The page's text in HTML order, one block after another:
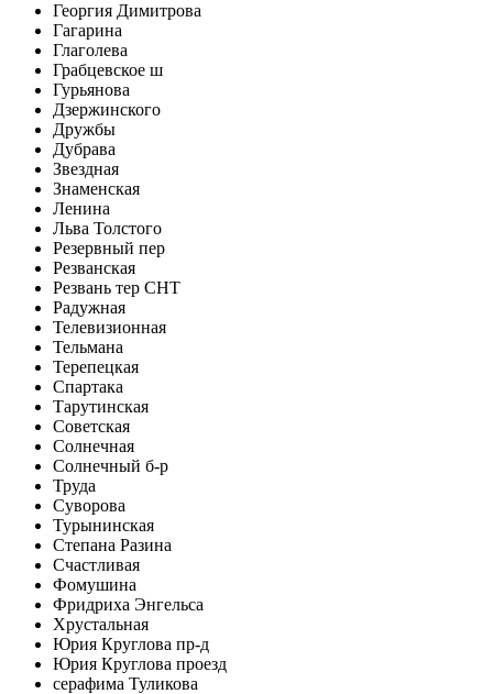
Георгия Димитрова
Гагарина
Глаголева
Грабцевское ш
Гурьянова
Дзержинского
Дружбы
Дубрава
Звездная
Знаменская
Ленина
Льва Толстого
Резервный пер
Резванская
Резвань тер СНТ
Радужная
Телевизионная
Тельмана
Терепецкая
Спартака
Тарутинская
Советская
Солнечная
Солнечный б-р
Труда
Суворова
Турынинская
Степана Разина
Счастливая
Фомушина
Фридриха Энгельса
Хрустальная
Юрия Круглова пр-д
Юрия Круглова проезд
серафима Туликова